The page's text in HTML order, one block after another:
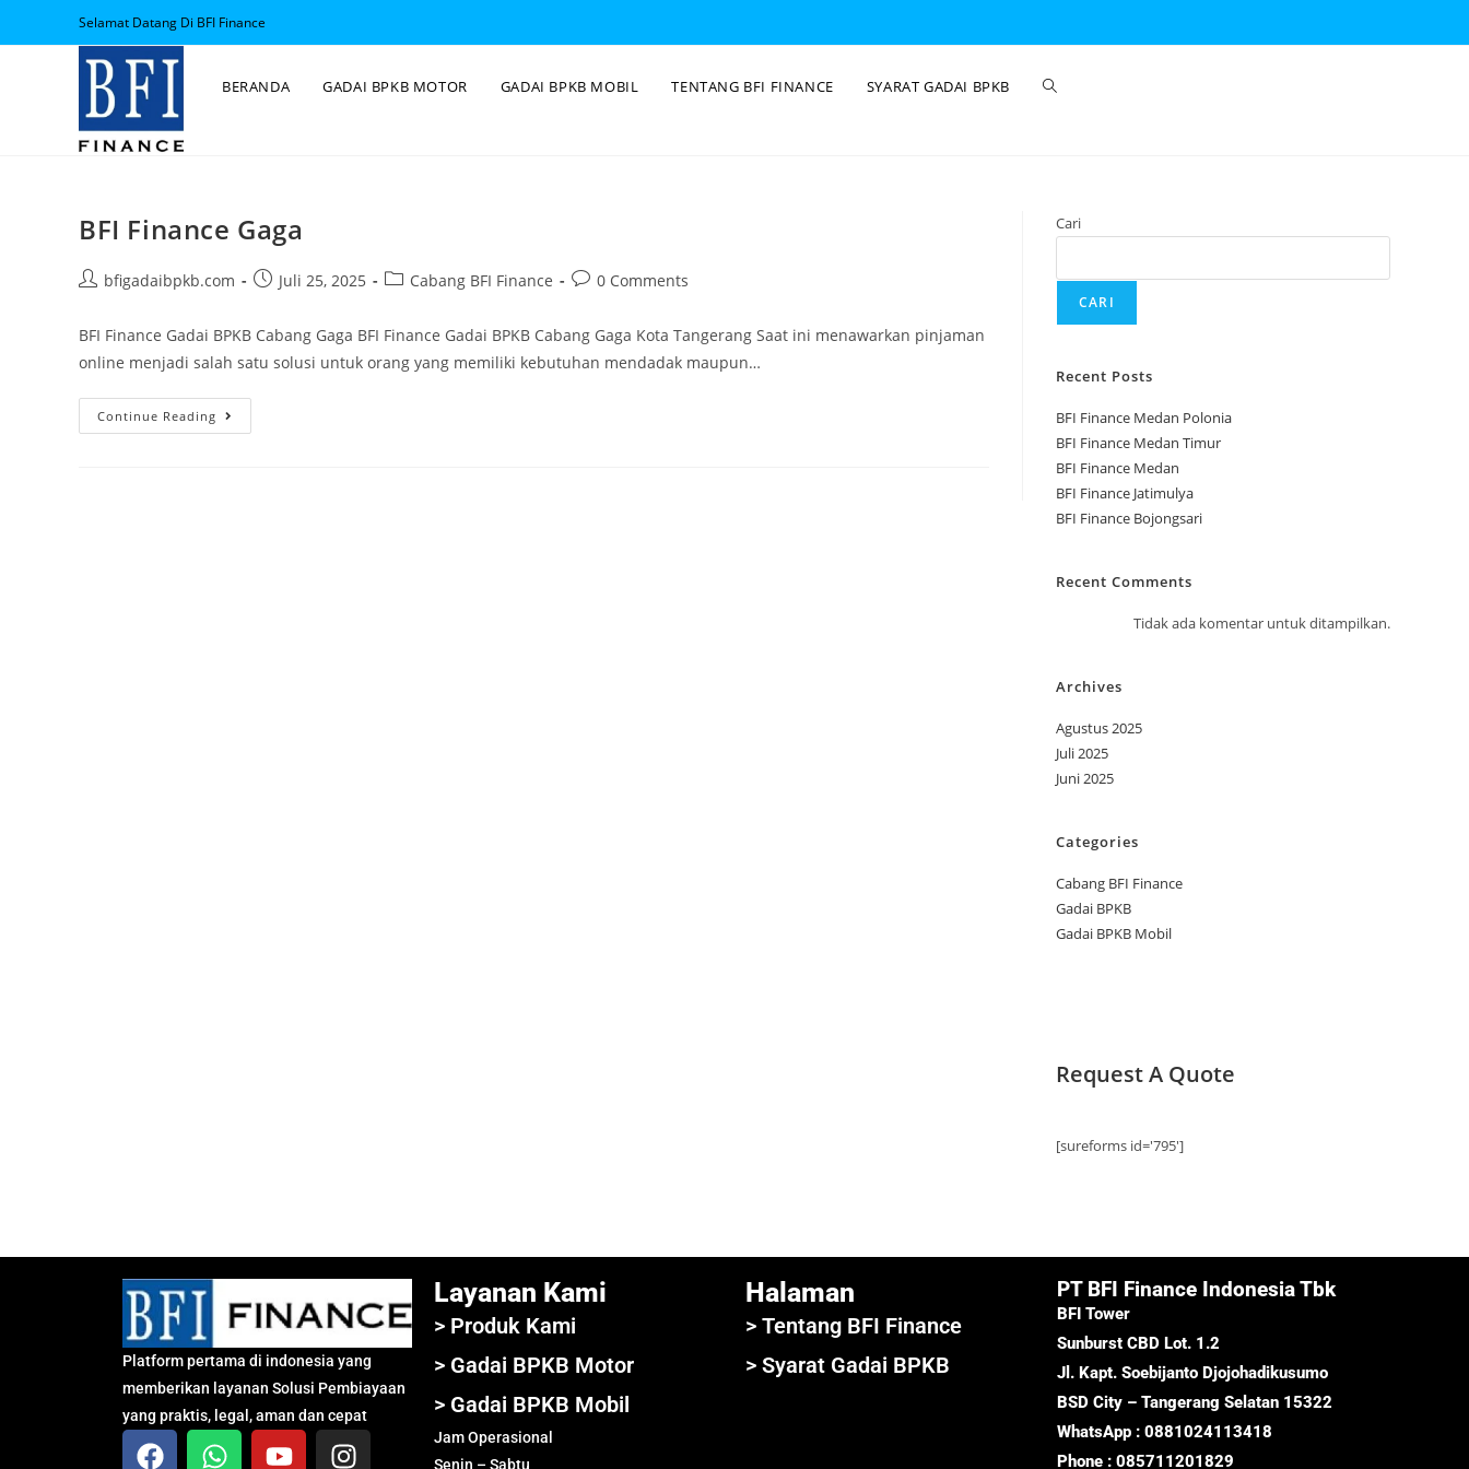
Selamat Datang Di BFI Finance
BERANDA GADAI BPKB MOTOR GADAI BPKB MOBIL TENTANG BFI FINANCE SYARAT GADAI BPKB
BFI Finance Gaga
bfigadaibpkb.com Juli 25, 2025 Cabang BFI Finance 0 Comments
BFI Finance Gadai BPKB Cabang Gaga BFI Finance Gadai BPKB Cabang Gaga Kota Tangerang Saat ini menawarkan pinjaman
online menjadi salah satu solusi untuk orang yang memiliki kebutuhan mendadak maupun…
Continue Reading
Cari
CARI
Recent Posts
BFI Finance Medan Polonia
BFI Finance Medan Timur
BFI Finance Medan
BFI Finance Jatimulya
BFI Finance Bojongsari
Recent Comments
Tidak ada komentar untuk ditampilkan.
Archives
Agustus 2025
Juli 2025
Juni 2025
Categories
Cabang BFI Finance
Gadai BPKB
Gadai BPKB Mobil
Request A Quote
[sureforms id='795']
Platform pertama di indonesia yang
memberikan layanan Solusi Pembiayaan
yang praktis, legal, aman dan cepat
Layanan Kami
> Produk Kami
> Gadai BPKB Motor
> Gadai BPKB Mobil
Jam Operasional
Senin – Sabtu
Halaman
> Tentang BFI Finance
> Syarat Gadai BPKB
PT BFI Finance Indonesia Tbk
BFI Tower
Sunburst CBD Lot. 1.2
Jl. Kapt. Soebijanto Djojohadikusumo
BSD City – Tangerang Selatan 15322
WhatsApp : 0881024113418
Phone : 085711201829